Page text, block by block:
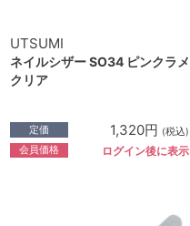
UTSUMI
ネイルシザー SO34 ピンクラメ
クリア
定価 1,320円 (税込)
会員価格 ログイン後に表示